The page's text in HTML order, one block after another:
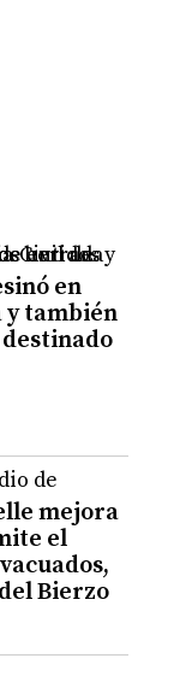
en
y también
destinado
mejora
el
Bierzo